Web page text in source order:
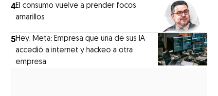
4El consumo vuelve a prender focos
amarillos
5Hey, Meta: Empresa que una de sus IA
accedió a internet y hackeo a otra
empresa